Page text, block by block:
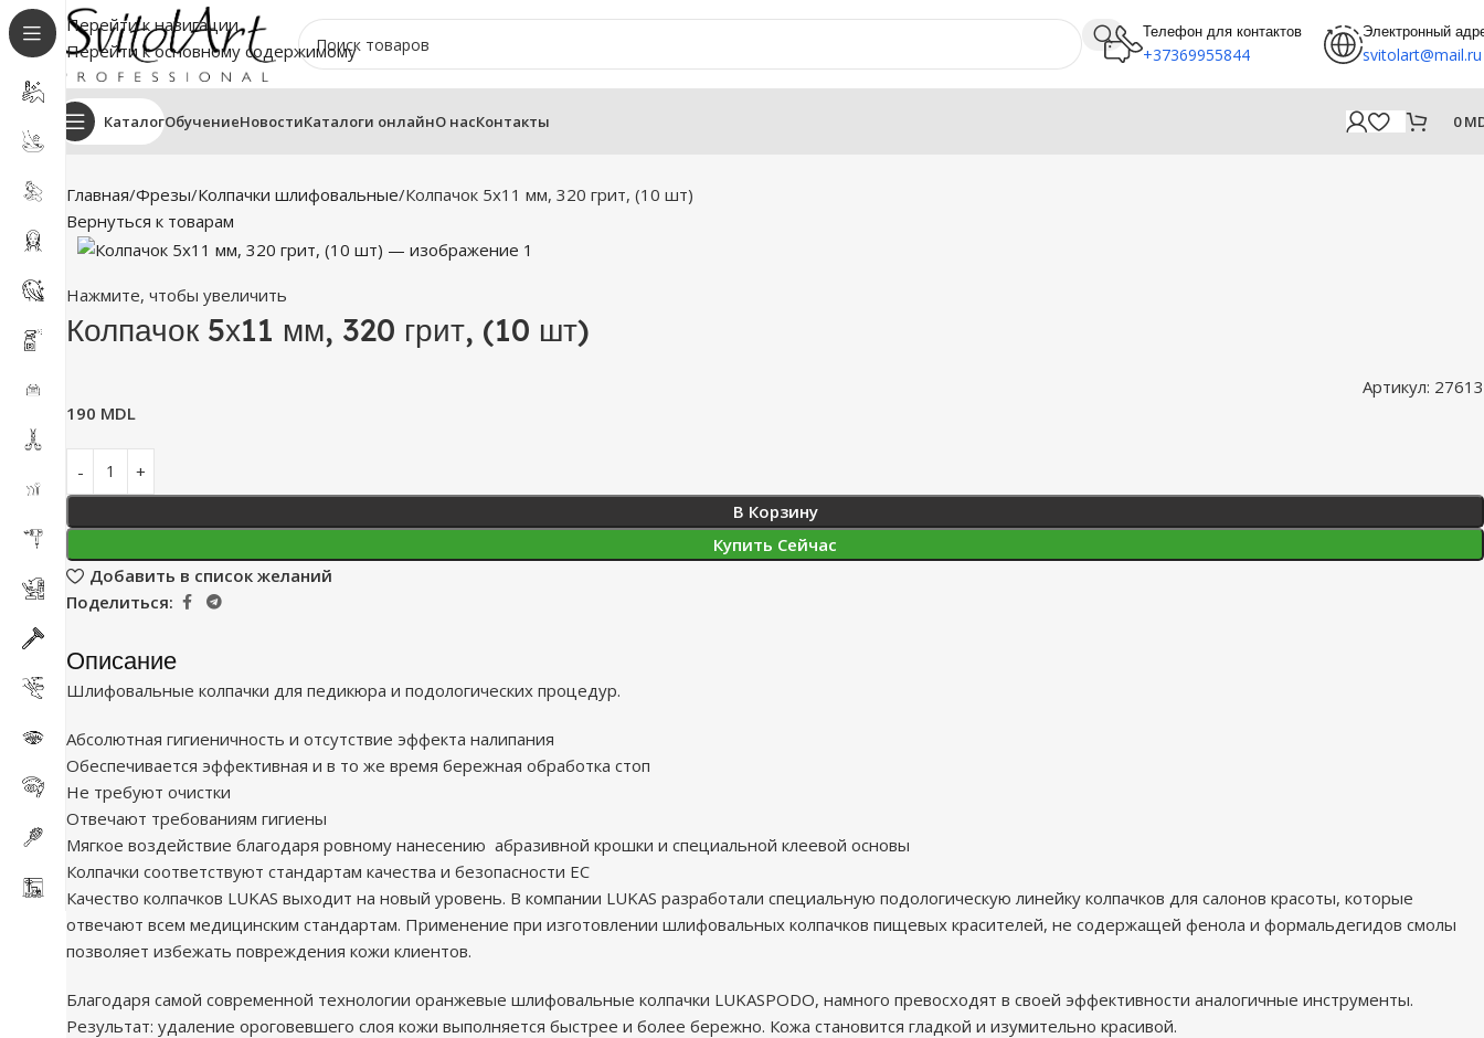
Перейти к навигации
Перейти к основному содержимому
Телефон для контактов
+37369955844
Электронный
svitolart@mail.ru
КаталогОбучениеНовостиКаталоги онлайнО насКонтакты 0
Главная Фрезы Колпачки шлифовальные Колпачок 5х11 мм, 320 грит, (10 шт)
Вернуться к товарам
Нажмите, чтобы увеличить
Колпачок 5х11 мм, 320 грит, (10 шт)
Артикул: 27613
190 MDL
В Корзину
Купить Сейчас
Добавить в список желаний
Поделиться:
Описание
Шлифовальные колпачки для педикюра и подологических процедур.
Абсолютная гигиеничность и отсутствие эффекта налипания
Обеспечивается эффективная и в то же время бережная обработка стоп
Не требуют очистки
Отвечают требованиям гигиены
Мягкое воздействие благодаря ровному нанесению абразивной крошки и специальной клеевой основы
Колпачки соответствуют стандартам качества и безопасности ЕС
Качество колпачков LUKAS выходит на новый уровень. В компании LUKAS разработали специальную подологическую линейку колпачков для салонов красоты, которые
отвечают всем медицинским стандартам. Применение при изготовлении шлифовальных колпачков пищевых красителей, не содержащей фенола и формальдегидов смолы
позволяет избежать повреждения кожи клиентов.
Благодаря самой современной технологии оранжевые шлифовальные колпачки LUKASPODO, намного превосходят в своей эффективности аналогичные инструменты.
Результат: удаление ороговевшего слоя кожи выполняется быстрее и более бережно. Кожа становится гладкой и изумительно красивой.